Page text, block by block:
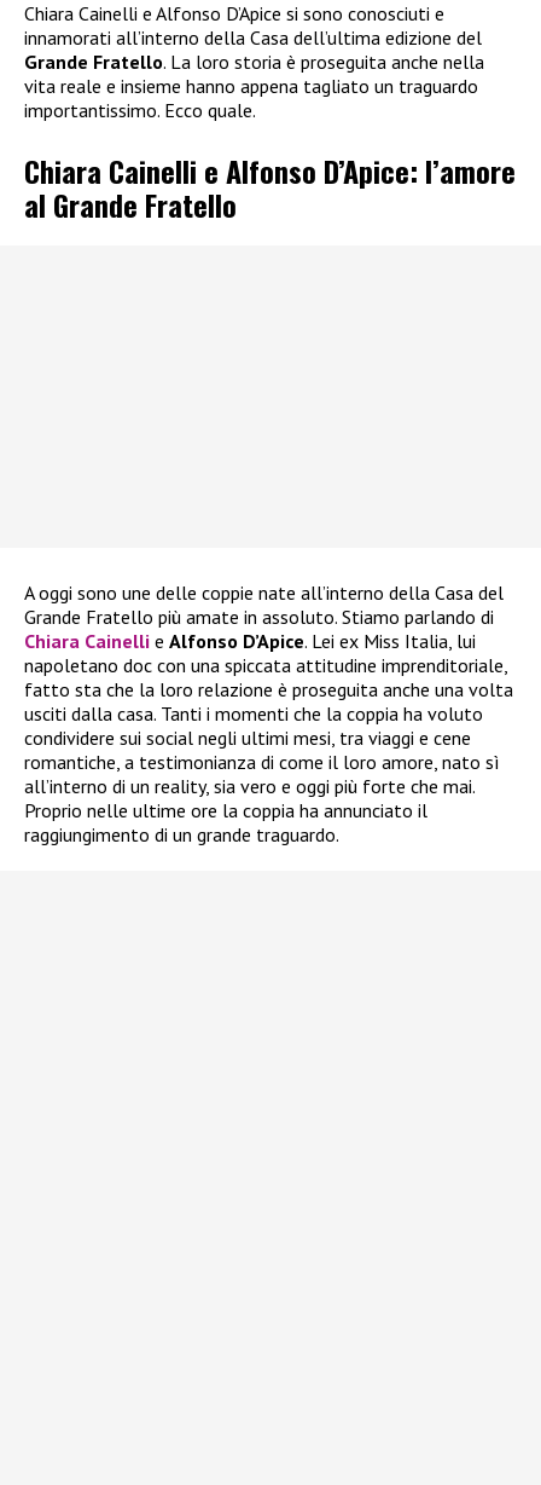
Chiara Cainelli e Alfonso D’Apice si sono conosciuti e
innamorati all’interno della Casa dell’ultima edizione del
Grande Fratello. La loro storia è proseguita anche nella
vita reale e insieme hanno appena tagliato un traguardo
importantissimo. Ecco quale.
Chiara Cainelli e Alfonso D’Apice: l’amore
al Grande Fratello
A oggi sono une delle coppie nate all’interno della Casa del
Grande Fratello più amate in assoluto. Stiamo parlando di
Chiara Cainelli e Alfonso D’Apice. Lei ex Miss Italia, lui
napoletano doc con una spiccata attitudine imprenditoriale,
fatto sta che la loro relazione è proseguita anche una volta
usciti dalla casa. Tanti i momenti che la coppia ha voluto
condividere sui social negli ultimi mesi, tra viaggi e cene
romantiche, a testimonianza di come il loro amore, nato sì
all’interno di un reality, sia vero e oggi più forte che mai.
Proprio nelle ultime ore la coppia ha annunciato il
raggiungimento di un grande traguardo.